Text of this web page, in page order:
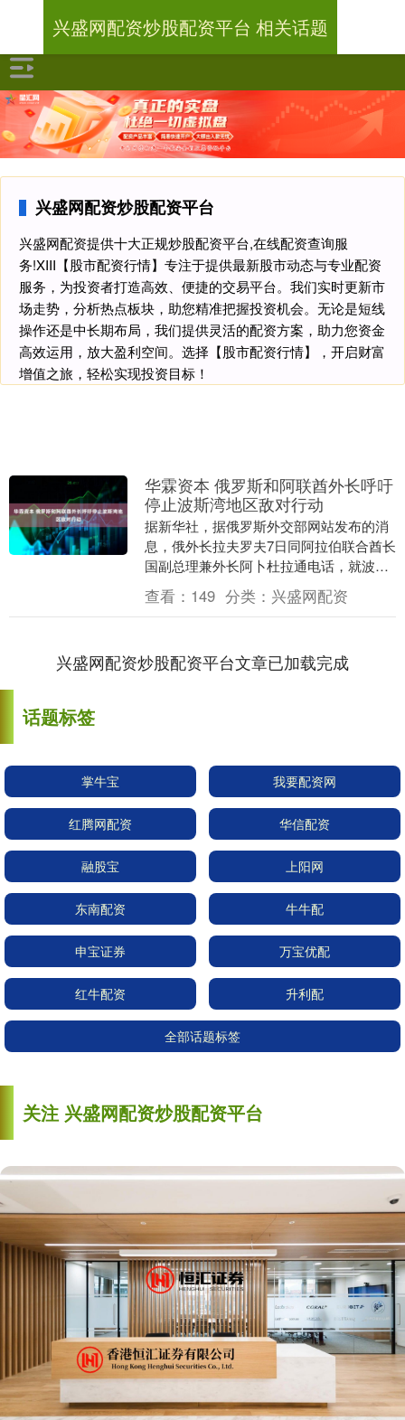
兴盛网配资炒股配资平台
兴盛网配资提供十大正规炒股配资平台,在线配资查询服
务!XIII‌【股市配资行情】专注于提供最新股市动态与专业配资
服务，为投资者打造高效、便捷的交易平台。我们实时更新市
场走势，分析热点板块，助您精准把握投资机会。无论是短线
操作还是中长期布局，我们提供灵活的配资方案，助力您资金
高效运用，放大盈利空间。选择【股市配资行情】，开启财富
增值之旅，轻松实现投资目标！
兴盛网配资炒股配资平台 相关话题
华霖资本 俄罗斯和阿联酋外长呼吁
停止波斯湾地区敌对行动
据新华社，据俄罗斯外交部网站发布的消
息，俄外长拉夫罗夫7日同阿拉伯联合酋长
国副总理兼外长阿卜杜拉通电话，就波斯
湾地区军事和政治局势持续恶化交换意
见，双方呼吁立即....
查看： 149 分类： 兴盛网配资
兴盛网配资炒股配资平台文章已加载完成
话题标签
掌牛宝 我要配资网
红腾网配资 华信配资
融股宝 上阳网
东南配资 牛牛配
申宝证券 万宝优配
红牛配资 升利配
全部话题标签
关注 兴盛网配资炒股配资平台